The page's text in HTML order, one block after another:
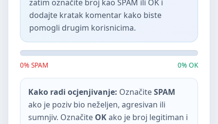
zatim označite broj kao SPAM ili OK i
dodajte kratak komentar kako biste
pomogli drugim korisnicima.
0% SPAM 0% OK
Kako radi ocjenjivanje: OznačiteSPAM
ako je poziv bio neželjen, agresivan ili
sumnjiv. Označite OKako je broj legitiman i